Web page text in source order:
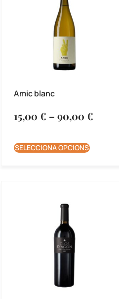
Amic blanc
15,00€ – 90,00€
SELECCIONA OPCIONS